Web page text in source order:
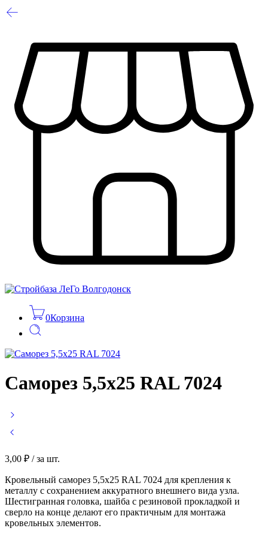
0Корзина
Саморез 5,5х25 RAL 7024
3,00 ₽ / за шт.
Кровельный саморез 5,5х25 RAL 7024 для крепления к
металлу с сохранением аккуратного внешнего вида узла.
Шестигранная головка, шайба с резиновой прокладкой и
сверло на конце делают его практичным для монтажа
кровельных элементов.